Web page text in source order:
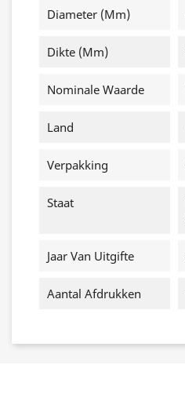
Diameter (mm)
Dikte (mm)
Nominale Waarde
Land
Verpakking
Staat
Jaar Van Uitgifte
Aantal Afdrukken